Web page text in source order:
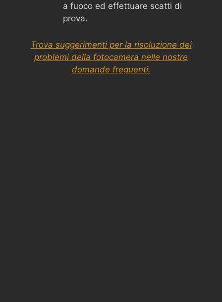
a fuoco ed effettuare scatti di
prova.
Trova suggerimenti per la risoluzione dei
problemi della fotocamera nelle nostre
domande frequenti.